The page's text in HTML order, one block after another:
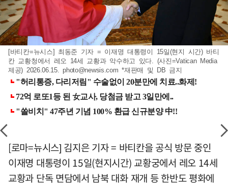
[바티칸=뉴시스] 최동준 기자 = 이재명 대통령이 15일(현지 시간) 바티
칸 교황청에서 레오 14세 교황과 악수하고 있다. (사진=Vatican Media
제공) 2026.06.15.photo@newsis.com *재판매 및 DB 금지
[로마=뉴시스] 김지은 기자 = 바티칸을 공식 방문 중인
이재명 대통령이 15일(현지시간) 교황궁에서 레오 14세
교황과 단독 면담에서 남북 대화 재개 등 한반도 평화에